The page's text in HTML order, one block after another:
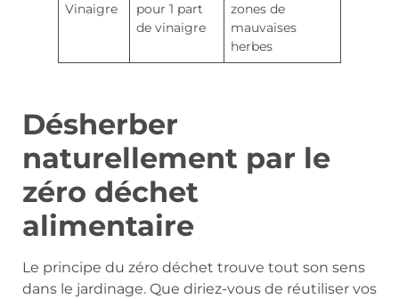
Vinaigre
pour 1 part
de vinaigre
zones de
mauvaises
herbes
Désherber
naturellement par le
zéro déchet
alimentaire
Le principe du zéro déchet trouve tout son sens
dans le jardinage. Que diriez-vous de réutiliser vos